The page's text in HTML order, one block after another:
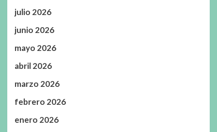
julio 2026
junio 2026
mayo 2026
abril 2026
marzo 2026
febrero 2026
enero 2026